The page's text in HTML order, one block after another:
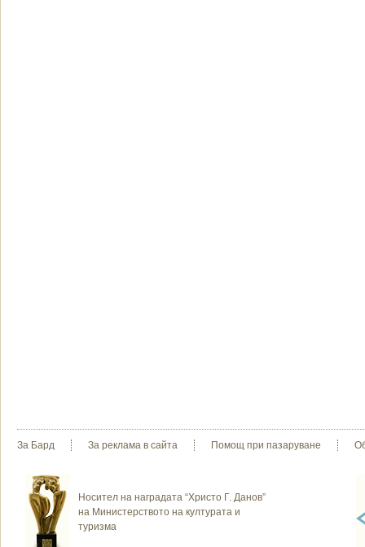
За Бард За реклама в сайта Помощ при пазаруване
Носител на наградата “Христо Г. Данов”
на Министерството на културата и
туризма